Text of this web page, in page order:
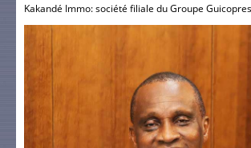
Kakandé Immo: société filiale du Groupe